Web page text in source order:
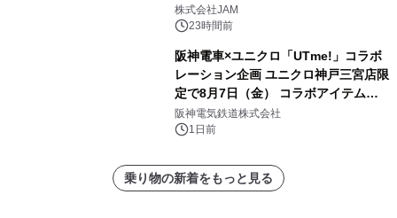
GR 4車種の FUNBOO(ミニカー)付き
メニューが展開されます
株式会社JAM
23時間前
阪神電車×ユニクロ「UTme!」コラボ
レーション企画 ユニクロ神戸三宮店限
定で8月7日（金） コラボアイテムが
発売決定！
阪神電気鉄道株式会社
1日前
乗り物の新着をもっと見る